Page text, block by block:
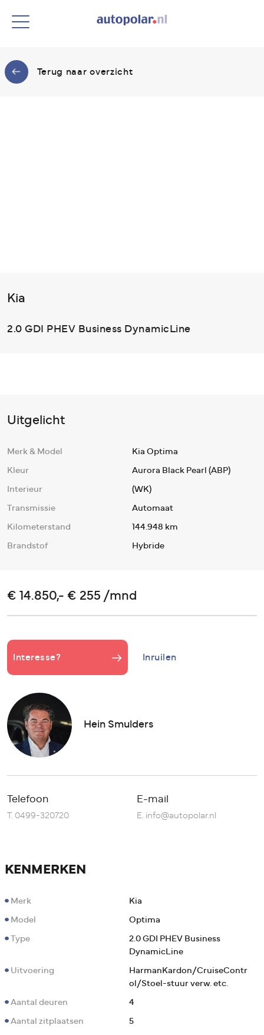
Terug naar overzicht
Kia
2.0 GDI PHEV Business DynamicLine
Uitgelicht
Merk & Model Kia Optima
Kleur Aurora Black Pearl (ABP)
Interieur (WK)
Transmissie Automaat
Kilometerstand 144.948 km
Brandstof Hybride
€ 14.850,- € 255 /mnd
Interesse? Inruilen
Hein Smulders
Telefoon
T. 0499-320720
E-mail
E. info@autopolar.nl
KENMERKEN
Merk Kia
Model Optima
Type
2.0 GDI PHEV Business
DynamicLine
Uitvoering
HarmanKardon/CruiseContr
ol/Stoel-stuur verw. etc.
Aantal deuren 4
Aantal zitplaatsen 5